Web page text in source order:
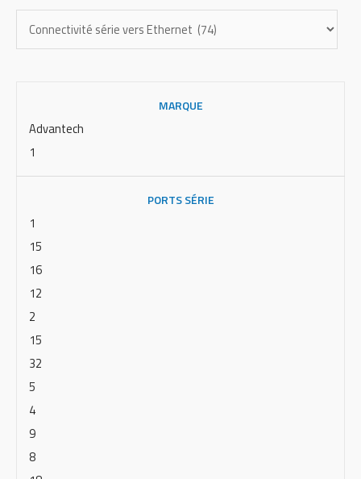
MARQUE
Advantech
1
PORTS SÉRIE
1
15
16
12
2
15
32
5
4
9
8